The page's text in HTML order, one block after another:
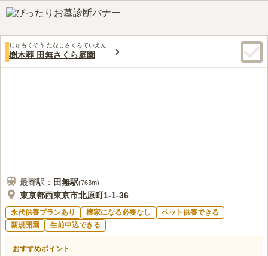
混み合う時期も安心です。開放感とゆとり溢れる苑内は、通路が
広く、平坦な安心設計です。かけがえのない家族の一員であるペ
画が用意されています。
口コミ評価
じゅもくそう たなしさくらていえん
樹木葬 田無さくら庭園
最寄駅： 田無駅(763m)
東京都西東京市北原町1-1-36
永代供養プランあり 檀家になる必要なし
ペット供養できる
新規開園
生前申込できる
おすすめポイント